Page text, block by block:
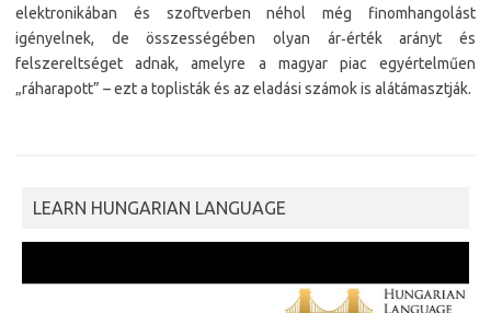
elektronikában és szoftverben néhol még finomhangolást
igényelnek, de összességében olyan ár‑érték arányt és
felszereltséget adnak, amelyre a magyar piac egyértelműen
„ráharapott” – ezt a toplisták és az eladási számok is alátámasztják.
LEARN HUNGARIAN LANGUAGE